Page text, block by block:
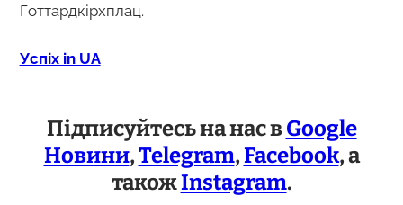
Готтардкірхплац.
Успіх in UA
Підписуйтесь на нас вGoogle
Новини,Telegram,Facebook, а
такожInstagram.